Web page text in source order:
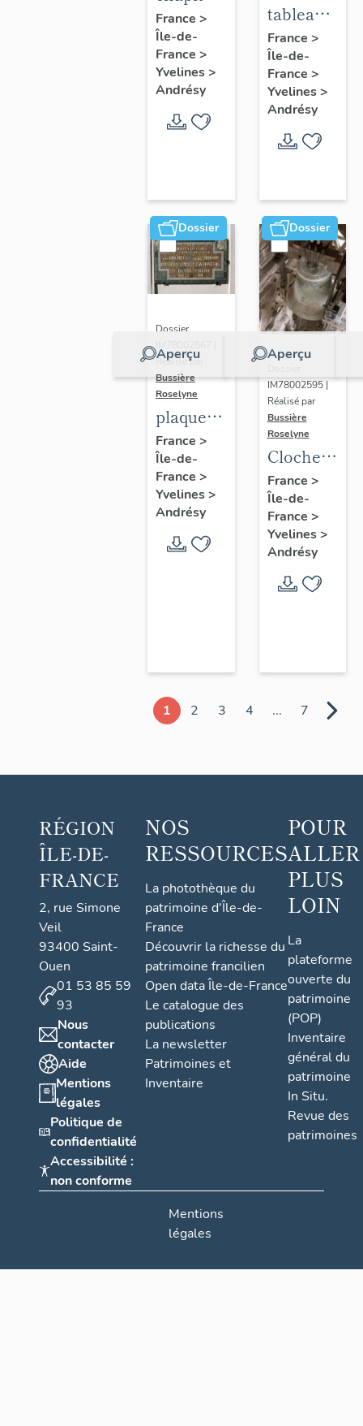
:
acrobate
France >
Île-de-
France >
Yvelines>
Andrésy
tableau :
Adoration
des
bergers
France >
Île-de-
France >
Yvelines>
Andrésy
Dossier
Aperçu
Dossier
Réalisé par
Bussière
Roselyne
plaque
commémorative
des
instituteurs
de Seine
et Oise
France >
Île-de-
France >
Yvelines>
Andrésy
Dossier
Aperçu
IM78002595 |
Réalisé par
Bussière
Roselyne
Cloche
dite
Germaine,
Eugénie
France >
Île-de-
France >
Yvelines>
Andrésy
1 2 3 4 ... 7
RÉGION
ÎLE-DE-
FRANCE
2, rue Simone
Veil
93400 Saint-
Ouen
01 53 85 59
93
Nous
contacter
Aide
Mentions
légales
Politique de
confidentialité
Accessibilité :
non conforme
NOS
RESSOURCES
La photothèque du
patrimoine d'Île-de-
France
Découvrir la richesse du
patrimoine francilien
Open data Île-de-France
Le catalogue des
publications
La newsletter
Patrimoines et
Inventaire
POUR
ALLER
PLUS
LOIN
La
plateforme
ouverte du
patrimoine
(POP)
Inventaire
général du
patrimoine
In Situ.
Revue des
patrimoines
Mentions
légales